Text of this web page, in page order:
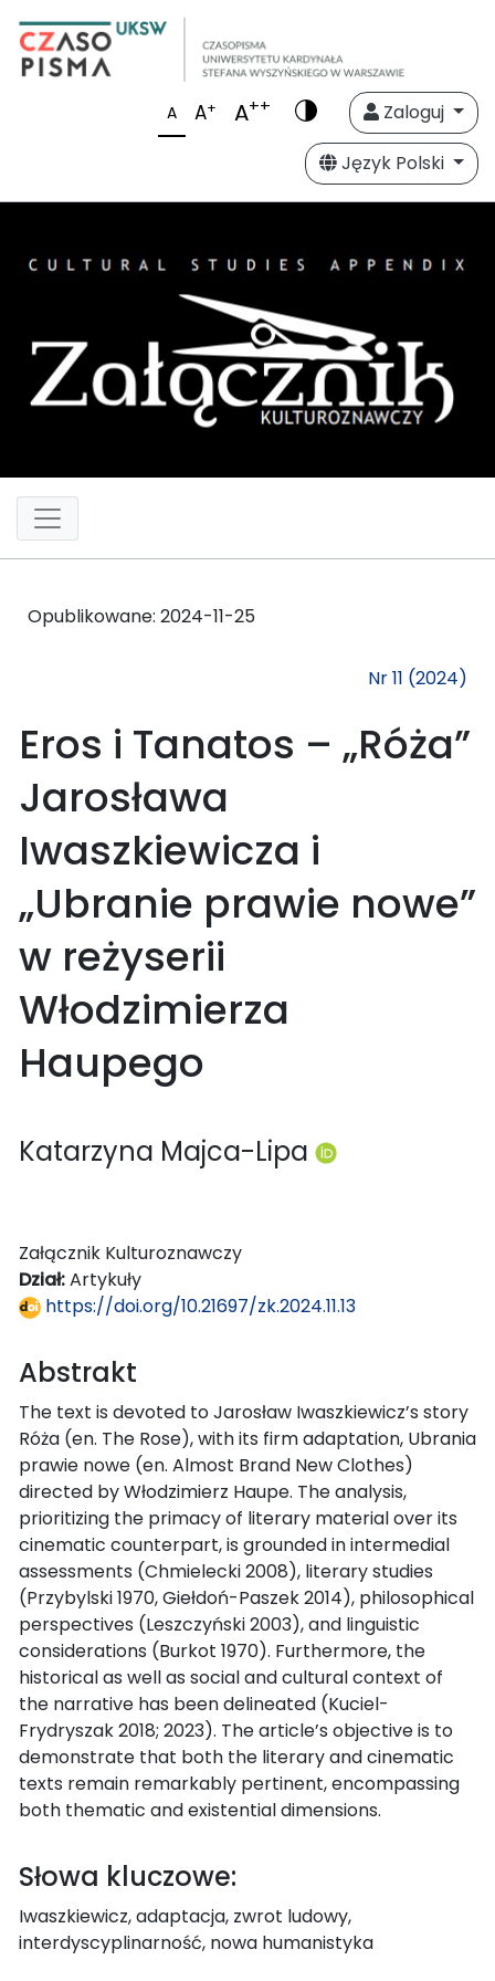
A A+ A++
Zaloguj
Język Polski
Opublikowane: 2024-11-25
Nr 11 (2024)
Eros i Tanatos – „Róża”
Jarosława
Iwaszkiewicza i
„Ubranie prawie nowe”
w reżyserii
Włodzimierza
Haupego
Katarzyna Majca-Lipa
Załącznik Kulturoznawczy
Dział:Artykuły
https://doi.org/10.21697/zk.2024.11.13
Abstrakt
The text is devoted to Jarosław Iwaszkiewicz’s story
Róża (en. The Rose), with its firm adaptation, Ubrania
prawie nowe (en. Almost Brand New Clothes)
directed by Włodzimierz Haupe. The analysis,
prioritizing the primacy of literary material over its
cinematic counterpart, is grounded in intermedial
assessments (Chmielecki 2008), literary studies
(Przybylski 1970, Giełdoń-Paszek 2014), philosophical
perspectives (Leszczyński 2003), and linguistic
considerations (Burkot 1970). Furthermore, the
historical as well as social and cultural context of
the narrative has been delineated (Kuciel-
Frydryszak 2018; 2023). The article’s objective is to
demonstrate that both the literary and cinematic
texts remain remarkably pertinent, encompassing
both thematic and existential dimensions.
Słowa kluczowe:
Iwaszkiewicz, adaptacja, zwrot ludowy,
interdyscyplinarność, nowa humanistyka